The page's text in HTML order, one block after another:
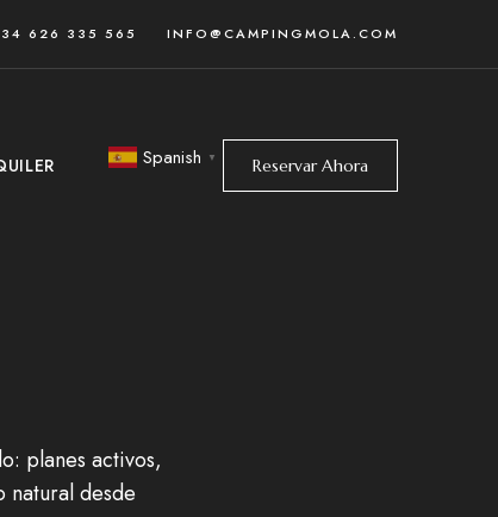
INFO@CAMPINGMOLA.COM
626 335 565
Reservar Ahora
Spanish ▼
planes activos,
natural desde